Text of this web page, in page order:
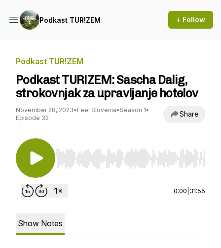
Podkast TUR!ZEM + Follow
Podkast TUR!ZEM
Podkast TUR!ZEM: Sascha Dalig,
strokovnjak za upravljanje hotelov
November 28, 2023• Feel Slovenia• Season 1•
Episode 32
Share
Use Left/Right to seek, Home/End to jump to
0:00 31:55
Show Notes